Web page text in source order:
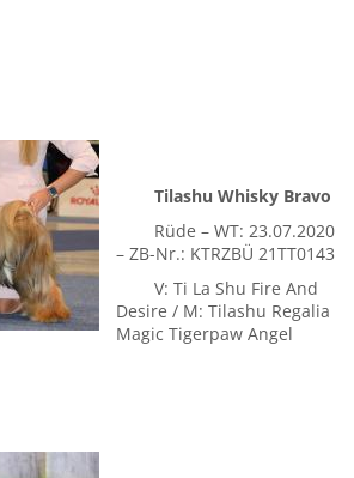
Tilashu Whisky Bravo
Rüde – WT: 23.07.2020
– ZB-Nr.: KTRZBÜ 21TT0143
V: Ti La Shu Fire And
Desire / M: Tilashu Regalia
Magic Tigerpaw Angel